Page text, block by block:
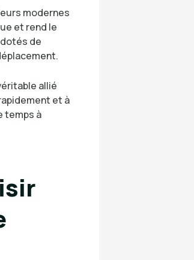
modernes
et rend le
de
allié
et à
temps à